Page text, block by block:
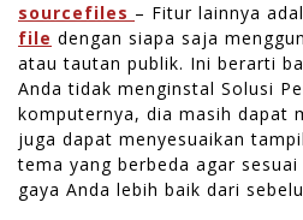
sourcefiles – Fitur lainnya
file dengan siapa saja
atau tautan publik. Ini berarti
Anda tidak menginstal Solusi
komputernya, dia masih dapat
juga dapat menyesuaikan
tema yang berbeda agar
gaya Anda lebih baik dari